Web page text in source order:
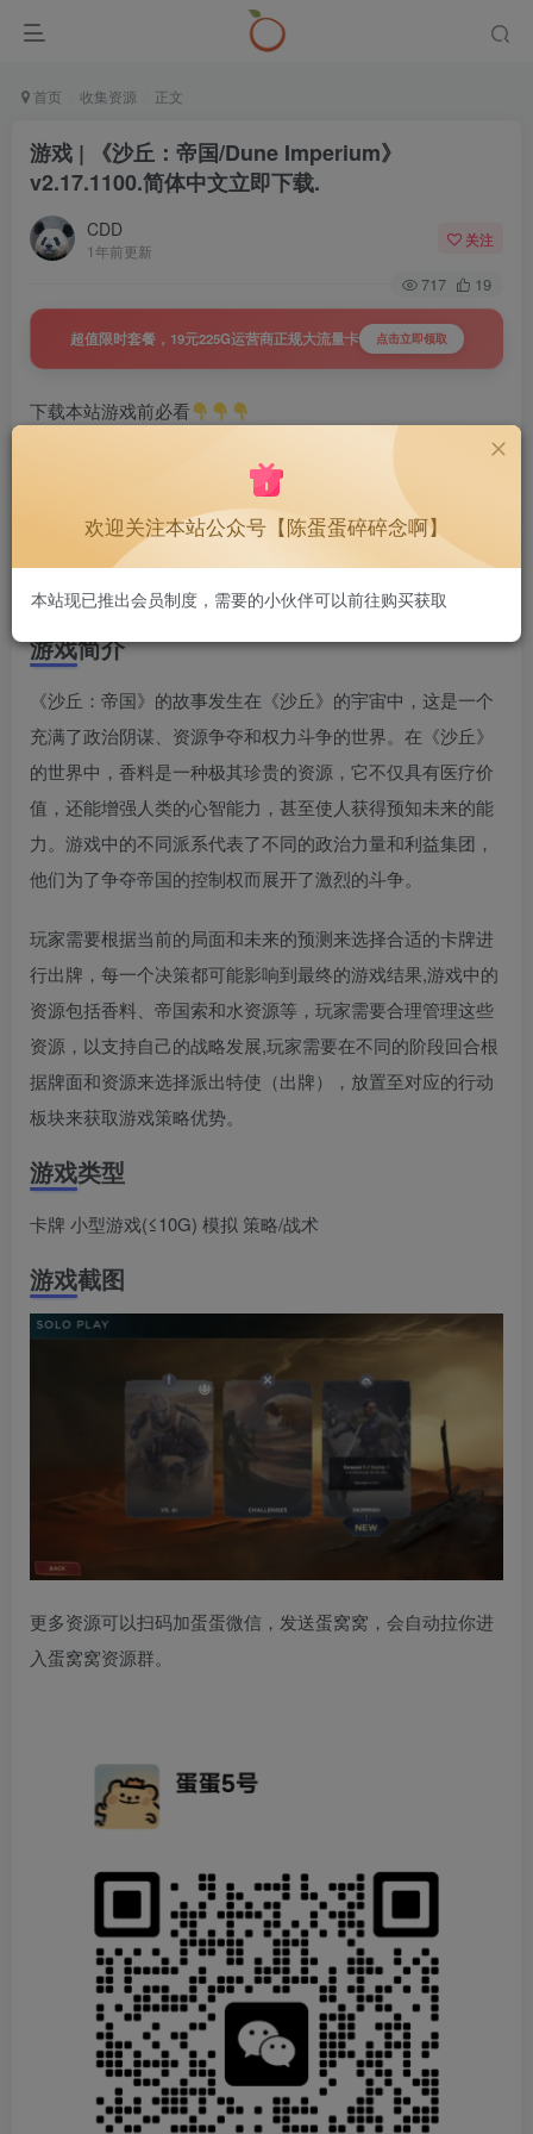
首页 收集资源 正文
游戏 | 《沙丘：帝国/Dune Imperium》
v2.17.1100.简体中文立即下载.
CDD
1年前更新
关注
717 19
超值限时套餐，19元225G运营商正规大流量卡 点击立即领取
下载本站游戏前必看
游戏 | 游戏运行库+解密工具+WinRar解压
1491
游戏简介
《沙丘：帝国》的故事发生在《沙丘》的宇宙中，这是一个
充满了政治阴谋、资源争夺和权力斗争的世界。在《沙丘》
的世界中，香料是一种极其珍贵的资源，它不仅具有医疗价
值，还能增强人类的心智能力，甚至使人获得预知未来的能
力。游戏中的不同派系代表了不同的政治力量和利益集团，
他们为了争夺帝国的控制权而展开了激烈的斗争。
玩家需要根据当前的局面和未来的预测来选择合适的卡牌进
行出牌，每一个决策都可能影响到最终的游戏结果,游戏中的
资源包括香料、帝国索和水资源等，玩家需要合理管理这些
资源，以支持自己的战略发展,玩家需要在不同的阶段回合根
据牌面和资源来选择派出特使（出牌），放置至对应的行动
板块来获取游戏策略优势。
游戏类型
卡牌 小型游戏(≤10G) 模拟 策略/战术
游戏截图
更多资源可以扫码加蛋蛋微信，发送蛋窝窝，会自动拉你进
入蛋窝窝资源群。
欢迎关注本站公众号【陈蛋蛋碎碎念啊】
本站现已推出会员制度，需要的小伙伴可以前往购买获取